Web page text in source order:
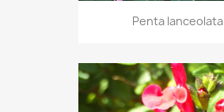
Penta lanceolata